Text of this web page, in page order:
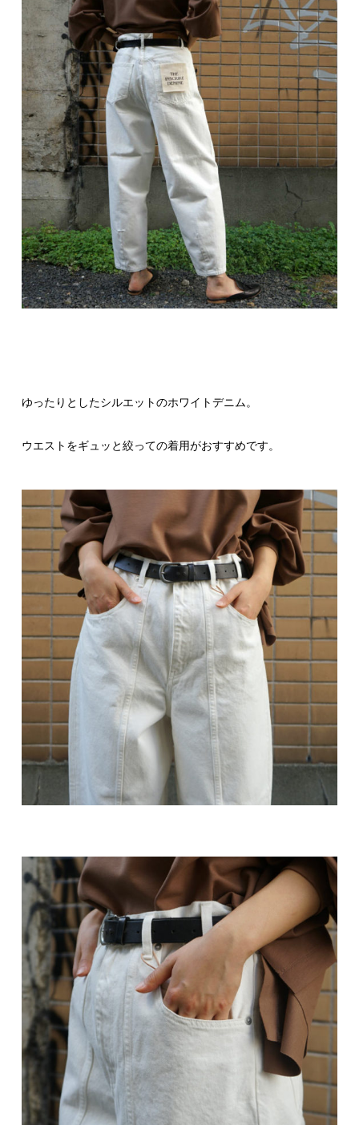
ゆったりとしたシルエットのホワイトデニム。
ウエストをギュッと絞っての着用がおすすめです。